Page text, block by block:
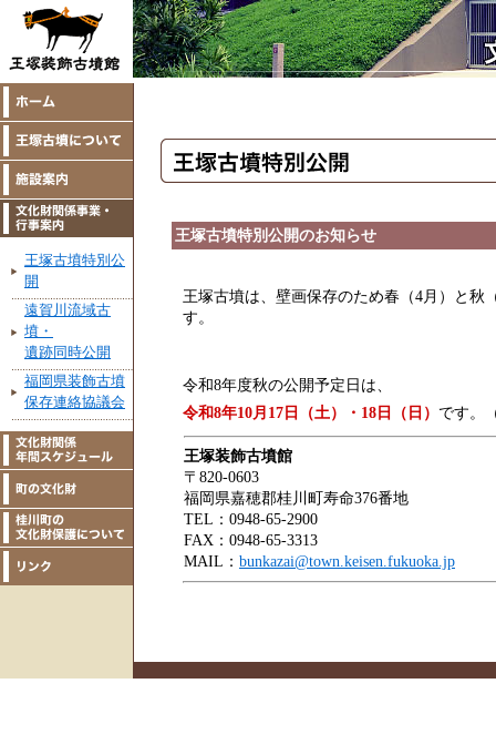
王塚古墳特別公
開
遠賀川流域古
墳・
遺跡同時公開
福岡県装飾古墳
保存連絡協議会
王塚古墳特別公開のお知らせ
王塚古墳は、壁画保存のため春（4月）と秋
す。
令和8年度秋の公開予定日は、
令和8年10月17日（土）・18日（日） です。
王塚装飾古墳館
〒820-0603
福岡県嘉穂郡桂川町寿命376番地
TEL：0948-65-2900
FAX：0948-65-3313
MAIL： bunkazai@town.keisen.fukuoka.jp